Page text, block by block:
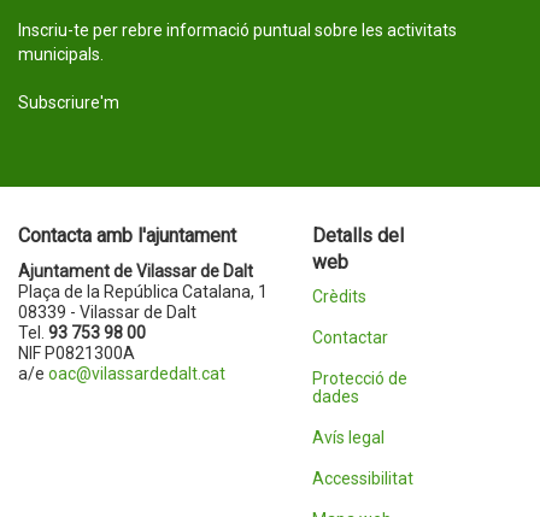
Inscriu-te per rebre informació puntual sobre les activitats
municipals.
Subscriure'm
Contacta amb l'ajuntament
Ajuntament de Vilassar de Dalt
Plaça de la República Catalana, 1
08339 - Vilassar de Dalt
Tel. 93 753 98 00
NIF P0821300A
a/e oac@vilassardedalt.cat
Detalls del
web
Crèdits
Contactar
Protecció de
dades
Avís legal
Accessibilitat